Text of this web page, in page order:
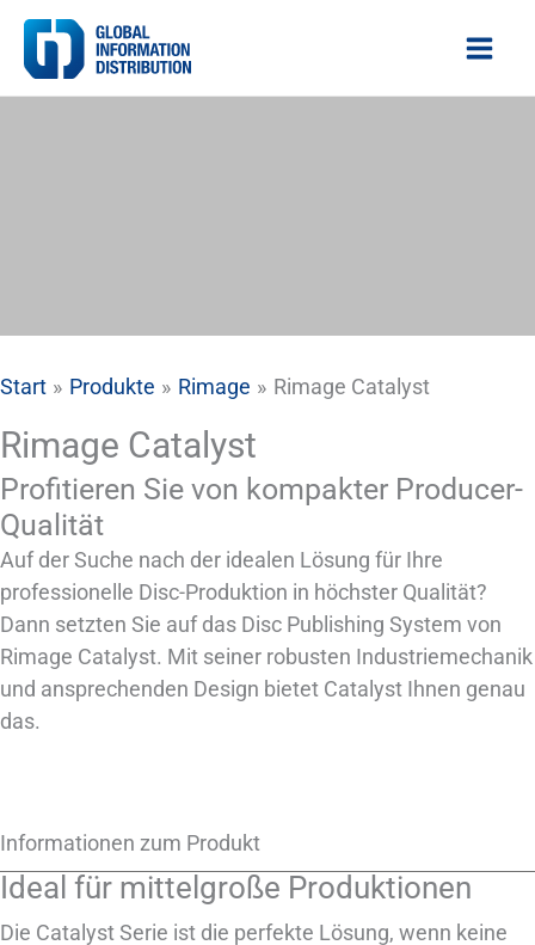
Zum
Inhalt
springen
Start Produkte Rimage Rimage Catalyst
Rimage Catalyst
Profitieren Sie von kompakter Producer-
Qualität
Auf der Suche nach der idealen Lösung für Ihre
professionelle Disc-Produktion in höchster Qualität?
Dann setzten Sie auf das Disc Publishing System von
Rimage Catalyst. Mit seiner robusten Industriemechanik
und ansprechenden Design bietet Catalyst Ihnen genau
das.
Informationen zum Produkt
Ideal für mittelgroße Produktionen
Die Catalyst Serie ist die perfekte Lösung, wenn keine